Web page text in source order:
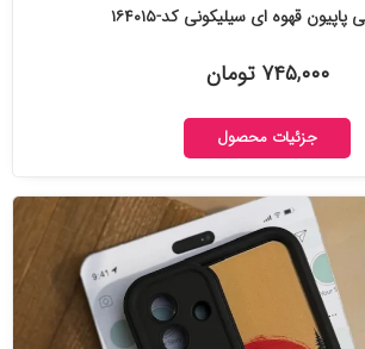
قهوه ای سیلیکونی کد-۱۶۴۰۱۵
۷۴۵,۰۰۰ تومان
جزئیات محصول